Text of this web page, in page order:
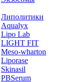
Липолитики
Aqualyx
Lipo Lab
LIGHT FIT
Meso-wharton
Liporase
Skinasil
PBSerum